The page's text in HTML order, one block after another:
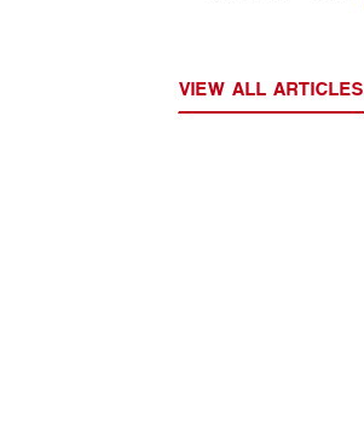
VIEW ALL ARTICLES